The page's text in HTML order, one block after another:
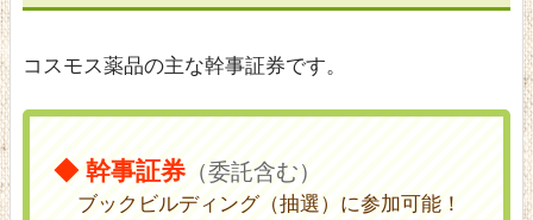
コスモス薬品の主な幹事証券です。
◆ 幹事証券（委託含む）
ブックビルディング（抽選）に参加可能！